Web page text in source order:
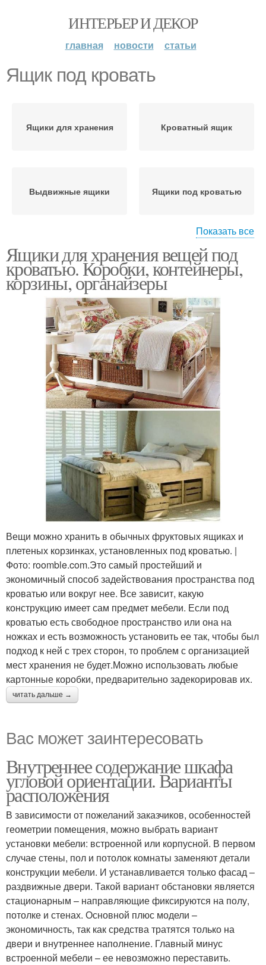
ИНТЕРЬЕР И ДЕКОР
главная новости статьи
Ящик под кровать
Ящики для хранения Кроватный ящик
Выдвижные ящики Ящики под кроватью
Хранения под кроватью Гардероб под кроватью
Ниши под кроватью Темная кровать
Кровать в интерьере
Кровать в пастельных
тонах
Удачные ящики Полки под кроватью
Ящик для постельного
белья
Показать все
Ящики для хранения вещей под
кроватью. Коробки, контейнеры,
корзины, органайзеры
Вещи можно хранить в обычных фруктовых ящиках и
плетеных корзинках, установленных под кроватью. |
Фото: roomble.com.Это самый простейший и
экономичный способ задействования пространства под
кроватью или вокруг нее. Все зависит, какую
конструкцию имеет сам предмет мебели. Если под
кроватью есть свободное пространство или она на
ножках и есть возможность установить ее так, чтобы был
подход к ней с трех сторон, то проблем с организацией
мест хранения не будет.Можно использовать любые
картонные коробки, предварительно задекорировав их.
читать дальше →
Вас может заинтересовать
Внутреннее содержание шкафа
угловой ориентации. Варианты
расположения
В зависимости от пожеланий заказчиков, особенностей
геометрии помещения, можно выбрать вариант
установки мебели: встроенной или корпусной. В первом
случае стены, пол и потолок комнаты заменяют детали
конструкции мебели. И устанавливается только фасад –
раздвижные двери. Такой вариант обстановки является
стационарным – направляющие фиксируются на полу,
потолке и стенах. Основной плюс модели –
экономичность, так как средства тратятся только на
двери и внутреннее наполнение. Главный минус
встроенной мебели – ее невозможно переставить.